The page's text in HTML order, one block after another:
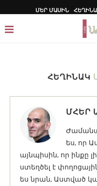
ՄԵՐ ՄԱՍԻՆ
ՀԵՂԻՆԱԿ
ՄՀԵՐ
ես, որ
այնպիսին, որ ինքը
ստեղծել է
ես նրան, Աստված